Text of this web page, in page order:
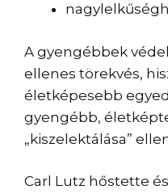
A gyengébbek
ellenes törekvés,
életképesebb
gyengébb,
„kiszelektálása”
Carl Lutz hőstette